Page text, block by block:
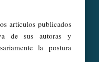
artículos publicados
de sus autoras y
la postura